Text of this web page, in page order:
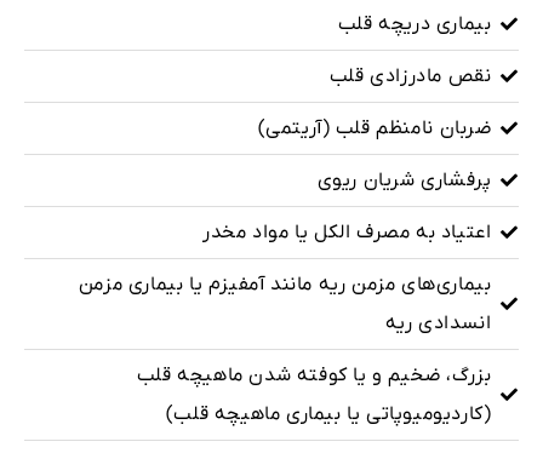
بیماری دریچه قلب
نقص مادرزادی قلب
ضربان نامنظم قلب (آریتمی)
پرفشاری شریان ریوی
اعتیاد به مصرف الکل یا مواد مخدر
بیماری‌های مزمن ریه مانند آمفیزم یا بیماری مزمن
انسدادی ریه
بزرگ، ضخیم و یا کوفته شدن ماهیچه قلب
(کاردیومیوپاتی یا بیماری ماهیچه قلب)